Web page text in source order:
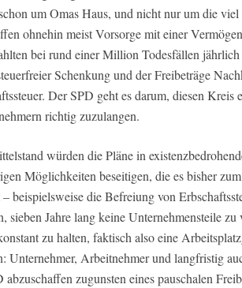
um Omas Haus, und nicht nur um die viel
ohnehin meist Vorsorge mit einer
bei rund einer Million Todesfällen
Schenkung und der Freibeträge
Der SPD geht es darum, diesen Kreis
richtig zuzulangen.
würden die Pläne in
Möglichkeiten beseitigen, die es bisher
beispielsweise die Befreiung von
sieben Jahre lang keine Unternehmensteile zu
zu halten, faktisch also eine
Unternehmer, Arbeitnehmer und langfristig
zugunsten eines pauschalen